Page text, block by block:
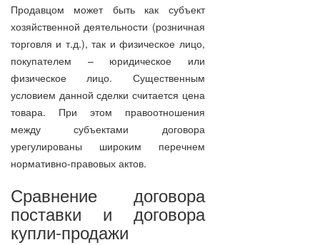
Продавцом может быть как субъект
хозяйственной деятельности (розничная
торговля и т.д.), так и физическое лицо,
покупателем – юридическое или
физическое лицо. Существенным
условием данной сделки считается цена
товара. При этом правоотношения
между субъектами договора
урегулированы широким перечнем
нормативно-правовых актов.
Сравнение договора
поставки и договора
купли-продажи